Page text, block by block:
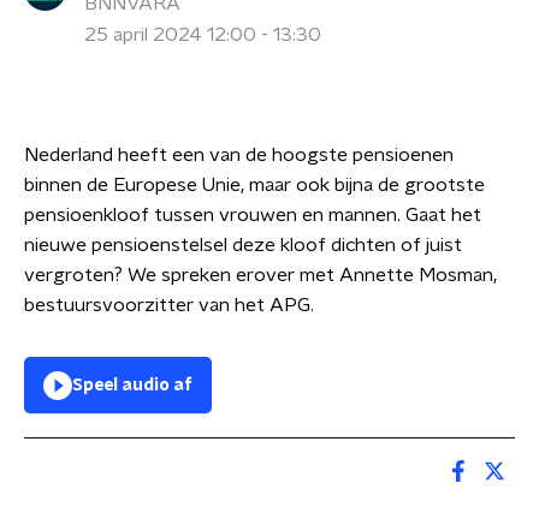
25 april 2024 12:00 - 13:30
Nederland heeft een van de hoogste pensioenen
binnen de Europese Unie, maar ook bijna de grootste
pensioenkloof tussen vrouwen en mannen. Gaat het
nieuwe pensioenstelsel deze kloof dichten of juist
vergroten? We spreken erover met Annette Mosman,
bestuursvoorzitter van het APG.
Speel audio af